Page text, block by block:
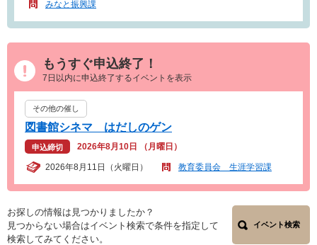
みなと振興課
もうすぐ申込終了！
7日以内に申込終了するイベントを表示
その他の催し
図書館シネマ はだしのゲン
申込締切 2026年8月10日 （月曜日）
2026年8月11日（火曜日） 教育委員会 生涯学習課
お探しの情報は見つかりましたか？
見つからない場合はイベント検索で条件を指定して
検索してみてください。
イベント検索